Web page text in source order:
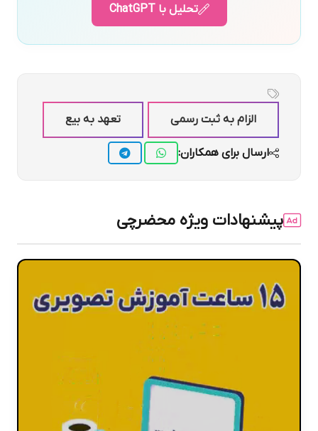
تحلیل با ChatGPT
الزام به ثبت رسمی تعهد به بیع
ارسال برای همکاران:
پیشنهادات ویژه محضرچی